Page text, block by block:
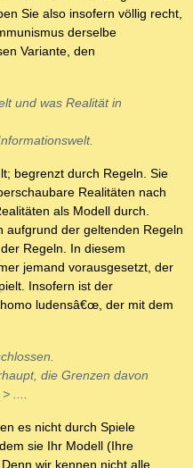
Sie also insofern völlig recht,
derselbe
Variante, den
und was Realität in
begrenzt durch Regeln. Sie
Realitäten nach
als Modell durch.
aufgrund der geltenden Regeln
Regeln. In diesem
jemand vorausgesetzt, der
Insofern ist der
ludensâ€œ, der mit dem
die Grenzen davon
....
es nicht durch Spiele
sie Ihr Modell (Ihre
wir kennen nicht alle